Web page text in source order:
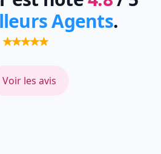
Agents.
Voir les avis